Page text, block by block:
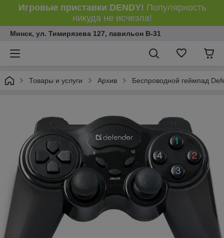
Игровые приставки DENDY! Популярность
никуда не исчезла!
Минск, ул. Тимирязева 127, павильон В-31
Товары и услуги Архив Беспроводной геймпад